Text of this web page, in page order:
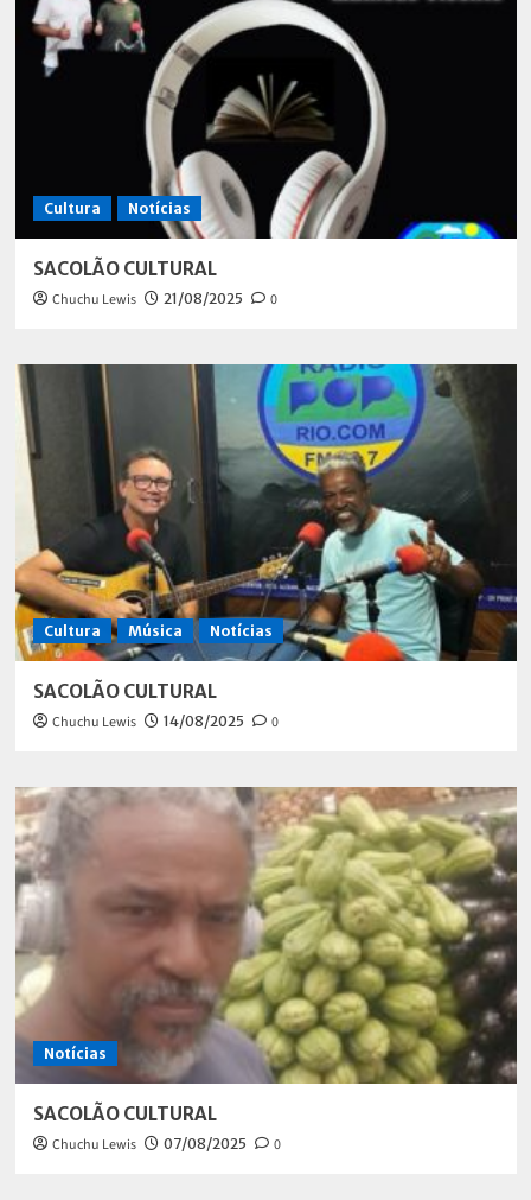
Cultura Notícias
SACOLÃO CULTURAL
Chuchu Lewis 21/08/2025 0
Cultura Música Notícias
SACOLÃO CULTURAL
Chuchu Lewis 14/08/2025 0
Notícias
SACOLÃO CULTURAL
Chuchu Lewis 07/08/2025 0